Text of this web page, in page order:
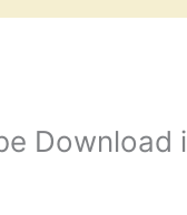
Download